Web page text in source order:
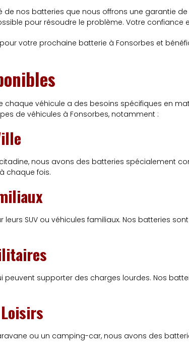
nos batteries que nous offrons une garantie
pour résoudre le problème. Votre confiance
pour votre prochaine batterie à Fonsorbes et
chaque véhicule a des besoins spécifiques en
de véhicules à Fonsorbes, notamment :
nous avons des batteries spécialement
chaque fois.
SUV ou véhicules familiaux. Nos batteries
peuvent supporter des charges lourdes. Nos
ou un camping-car, nous avons des